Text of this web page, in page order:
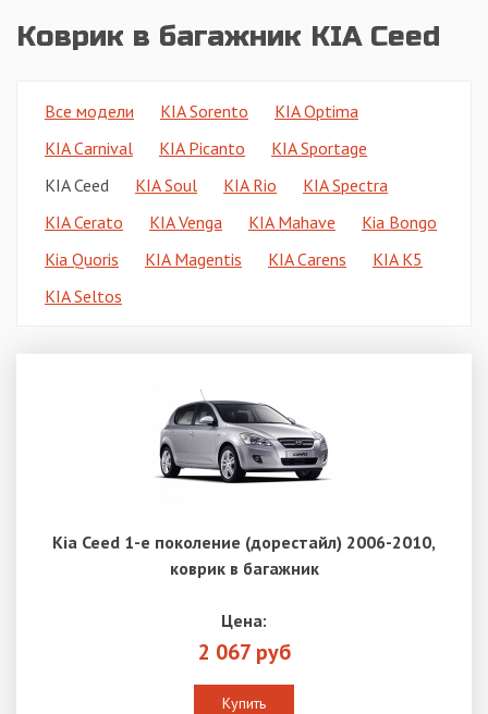
Коврик в багажник KIA Ceed
Все модели KIA Sorento
KIA Optima
KIA Carnival
KIA Picanto
KIA Sportage
KIA Ceed
KIA Soul KIA Rio
KIA Spectra
KIA Cerato
KIA Venga KIA Mahave
Kia Bongo
Kia Quoris
KIA Magentis KIA Carens
KIA K5
KIA Seltos
Kia Ceed 1-е поколение (дорестайл) 2006-2010,
коврик в багажник
Цена:
2 067 руб
Купить